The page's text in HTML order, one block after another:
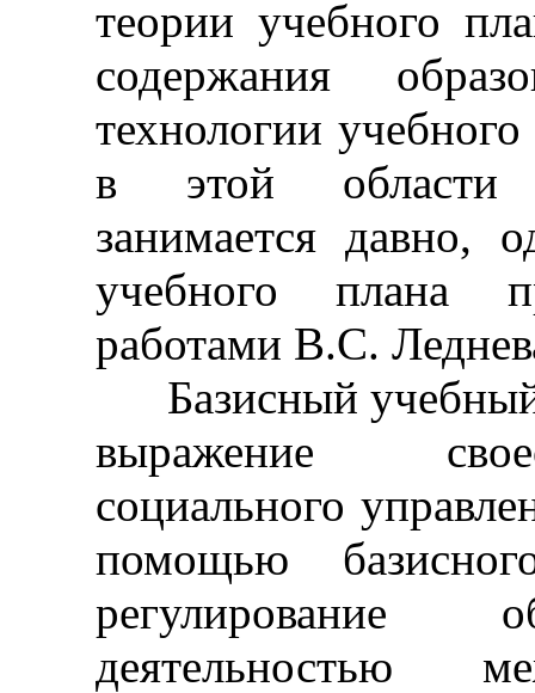
теории учебного
содержания
технологии
в этой области
занимается давно,
учебного плана
работами B.C.
Базисный учебный
выражение
социального
помощью
регулирование
деятельностью